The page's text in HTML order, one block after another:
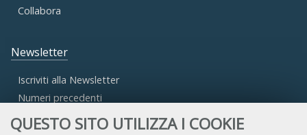
QUESTO SITO UTILIZZA I COOKIE
Collabora
Newsletter
Iscriviti alla Newsletter
Numeri precedenti